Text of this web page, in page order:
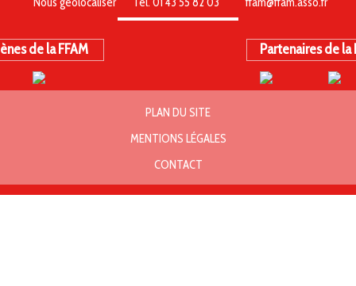
de la FFAM Partenaires de la
PLAN DU SITE
MENTIONS LÉGALES
CONTACT